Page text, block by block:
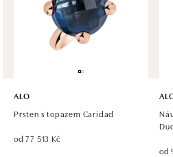
Roztylská 2321/19, 148 00 Praha 4 -
tel.: +420 773 585 559, +420 730
dnes otevřeno od 09:00
ALO diamonds Hilton,
otevřeno v Pondělí od 09:00
ALO
Prsten s topazem Caridad
od 77 513 Kč
od